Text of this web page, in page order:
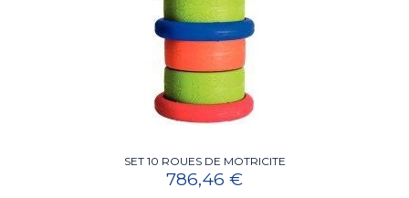
SET 10 ROUES DE MOTRICITE
786,46 €